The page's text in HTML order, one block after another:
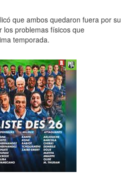
que ambos quedaron fuera por su
los problemas físicos que
temporada.